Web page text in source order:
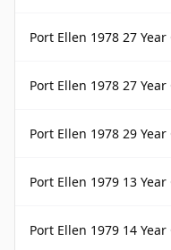
Port Ellen 1978 27
Port Ellen 1978 27 Year Old
Port Ellen 1978 29
Port Ellen 1979 13 Year Old
Port Ellen 1979 14